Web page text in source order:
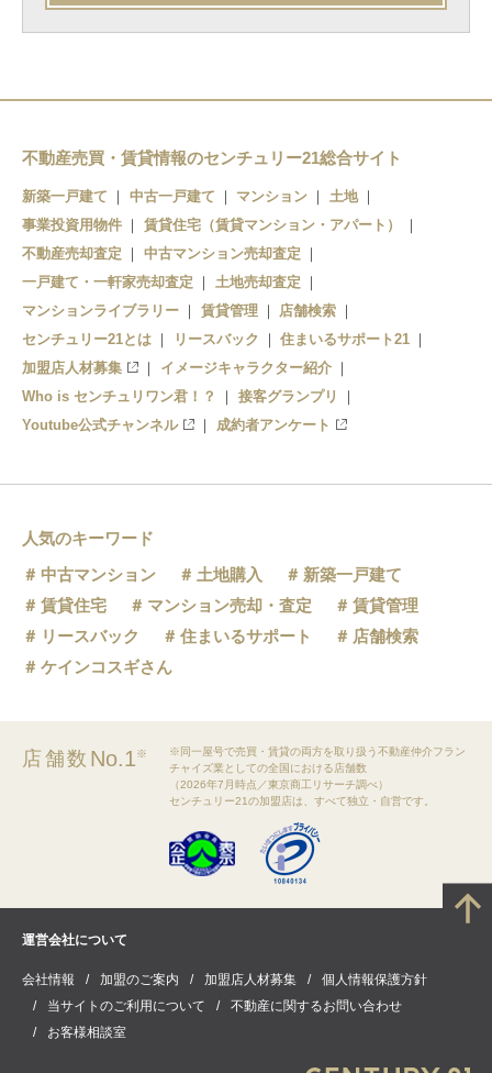
不動産売買・賃貸情報のセンチュリー21総合サイト
新築一戸建て 中古一戸建て マンション
土地
事業投資用物件
賃貸住宅（賃貸マンション・アパート）
不動産売却査定
中古マンション売却査定
一戸建て・一軒家売却査定
土地売却査定
マンションライブラリー
賃貸管理
店舗検索
センチュリー21とは
リースバック
住まいるサポート21
加盟店人材募集
イメージキャラクター紹介
Who is センチュリワン君！？
接客グランプリ
Youtube公式チャンネル
成約者アンケート
人気のキーワード
中古マンション
土地購入
新築一戸建て
賃貸住宅
マンション売却・査定
賃貸管理
リースバック
住まいるサポート
店舗検索
ケインコスギさん
店舗数 No.1※
※同一屋号で売買・賃貸の両方を取り扱う不動産仲介フラン
チャイズ業としての全国における店舗数
（2026年7月時点／東京商工リサーチ調べ）
センチュリー21の加盟店は、すべて独立・自営です。
運営会社について
会社情報 加盟のご案内 加盟店人材募集
個人情報保護方針
当サイトのご利用について
不動産に関するお問い合わせ
お客様相談室